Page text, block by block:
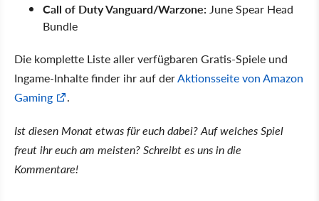
Call of Duty Vanguard/Warzone:June Spear Head
Bundle
Die komplette Liste aller verfügbaren Gratis-Spiele und
Ingame-Inhalte finder ihr auf derAktionsseite von Amazon
Gaming
.
Ist diesen Monat etwas für euch dabei? Auf welches Spiel
freut ihr euch am meisten? Schreibt es uns in die
Kommentare!